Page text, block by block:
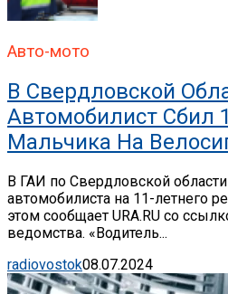
Авто-мото
В Свердловской
Автомобилист Сбил
Мальчика На
В ГАИ по Свердловской
автомобилиста на 11-летнего
этом сообщает URA.RU со
ведомства. «Водитель...
radiovostok08.07.2024